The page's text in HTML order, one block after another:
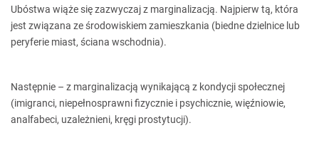
Ubóstwa wiąże się zazwyczaj z marginalizacją. Najpierw tą, która
jest związana ze środowiskiem zamieszkania (biedne dzielnice lub
peryferie miast, ściana wschodnia).
Następnie – z marginalizacją wynikającą z kondycji społecznej
(imigranci, niepełnosprawni fizycznie i psychicznie, więźniowie,
analfabeci, uzależnieni, kręgi prostytucji).